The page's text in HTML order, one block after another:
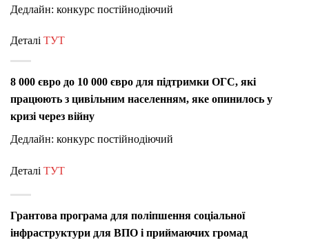
Дедлайн: конкурс постійнодіючий
Деталі ТУТ
8 000 євро до 10 000 євро для підтримки ОГС, які
працюють з цивільним населенням, яке опинилось у
кризі через війну
Дедлайн: конкурс постійнодіючий
Деталі ТУТ
Грантова програма для поліпшення соціальної
інфраструктури для ВПО і приймаючих громад